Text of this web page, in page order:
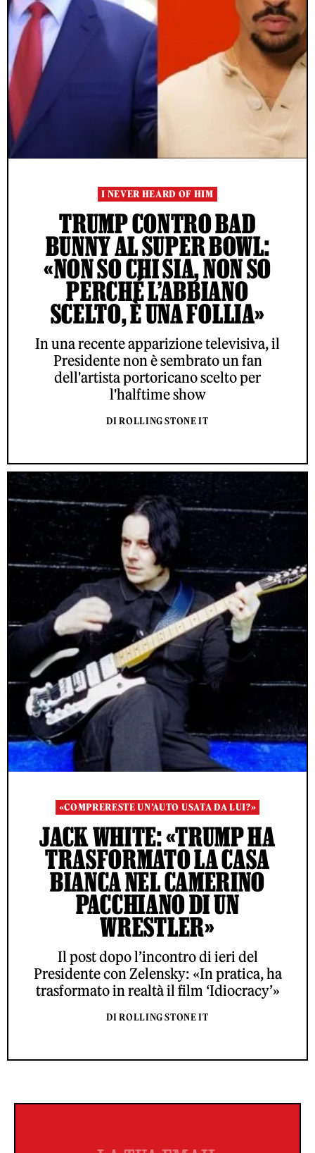
I NEVER HEARD OF HIM
TRUMP CONTRO BAD
BUNNY AL SUPER BOWL:
«NON SO CHI SIA, NON SO
PERCHÉ L’ABBIANO
SCELTO, È UNA FOLLIA»
In una recente apparizione televisiva, il
Presidente non è sembrato un fan
dell'artista portoricano scelto per
l'halftime show
DI ROLLING STONE IT
«COMPRERESTE UN’AUTO USATA DA LUI?»
JACK WHITE: «TRUMP HA
TRASFORMATO LA CASA
BIANCA NEL CAMERINO
PACCHIANO DI UN
WRESTLER»
Il post dopo l’incontro di ieri del
Presidente con Zelensky: «In pratica, ha
trasformato in realtà il film ‘Idiocracy’»
DI ROLLING STONE IT